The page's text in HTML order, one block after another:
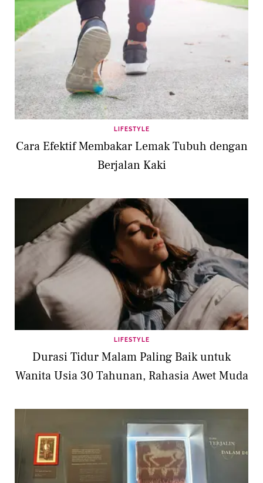
LIFESTYLE
Cara Efektif Membakar Lemak Tubuh dengan
Berjalan Kaki
LIFESTYLE
Durasi Tidur Malam Paling Baik untuk
Wanita Usia 30 Tahunan, Rahasia Awet Muda